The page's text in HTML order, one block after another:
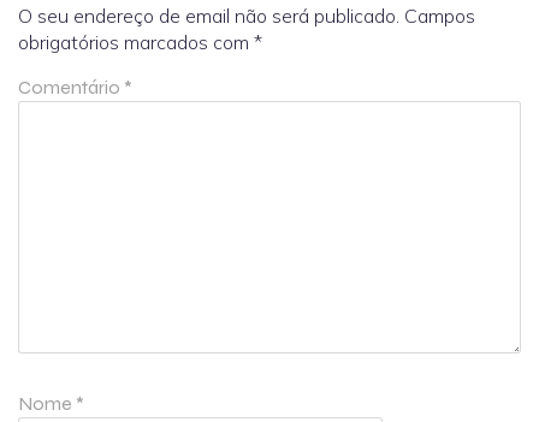
O seu endereço de email não será publicado. Campos
obrigatórios marcados com *
Comentário *
Nome *